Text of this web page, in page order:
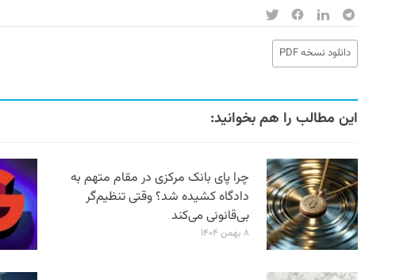
دانلود نسخه PDF
این مطالب را هم بخوانید:
چرا پای بانک مرکزی در مقام متهم به
دادگاه کشیده شد؟ وقتی تنظیم‌گر
بی‌قانونی می‌کند
۸ بهمن ۱۴۰۴